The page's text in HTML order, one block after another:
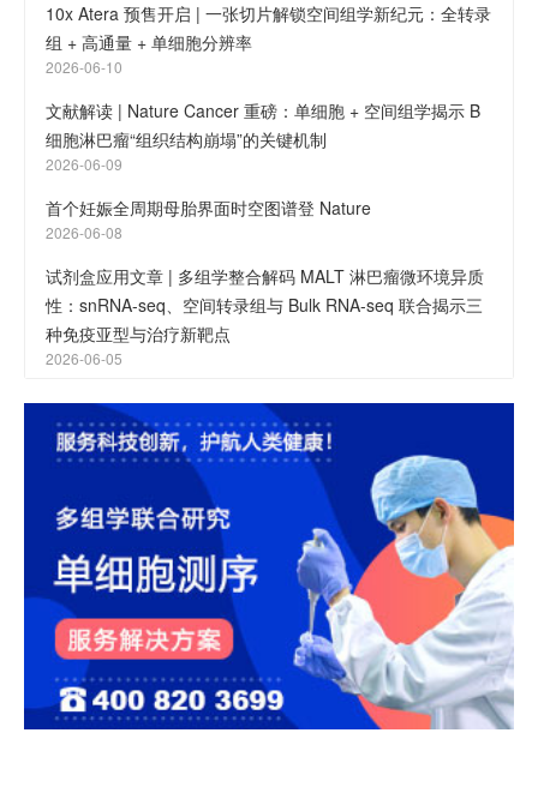
10x Atera 预售开启 | 一张切片解锁空间组学新纪元：全转录
组 + 高通量 + 单细胞分辨率
2026-06-10
文献解读 | Nature Cancer 重磅：单细胞 + 空间组学揭示 B
细胞淋巴瘤“组织结构崩塌”的关键机制
2026-06-09
首个妊娠全周期母胎界面时空图谱登 Nature
2026-06-08
试剂盒应用文章 | 多组学整合解码 MALT 淋巴瘤微环境异质
性：snRNA-seq、空间转录组与 Bulk RNA-seq 联合揭示三
种免疫亚型与治疗新靶点
2026-06-05